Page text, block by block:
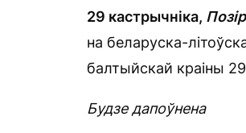
29 кастрычніка,
на беларуска-
балтыйскай краіны
Будзе дапоўнена